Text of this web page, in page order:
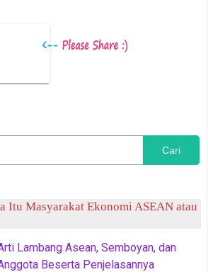
Cari
Itu Masyarakat Ekonomi ASEAN atau
Lambang Asean, Semboyan, dan
Beserta Penjelasannya